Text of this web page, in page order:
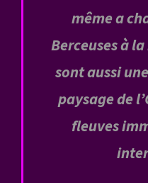
même a
Berceuses à
sont aussi
paysage de
fleuves